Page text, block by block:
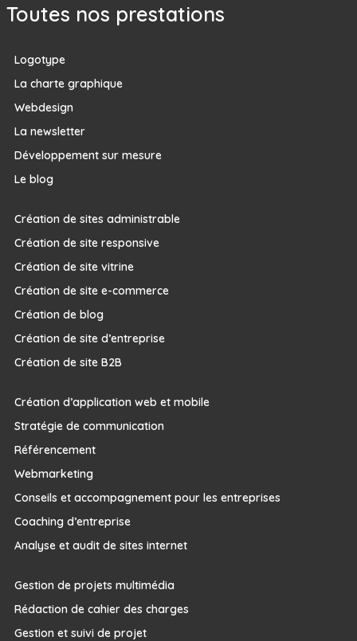
Toutes nos prestations
Logotype
La charte graphique
Webdesign
La newsletter
Développement sur mesure
Le blog
Création de sites administrable
Création de site responsive
Création de site vitrine
Création de site e-commerce
Création de blog
Création de site d’entreprise
Création de site B2B
Création d’application web et mobile
Stratégie de communication
Référencement
Webmarketing
Conseils et accompagnement pour les entreprises
Coaching d’entreprise
Analyse et audit de sites internet
Gestion de projets multimédia
Rédaction de cahier des charges
Gestion et suivi de projet